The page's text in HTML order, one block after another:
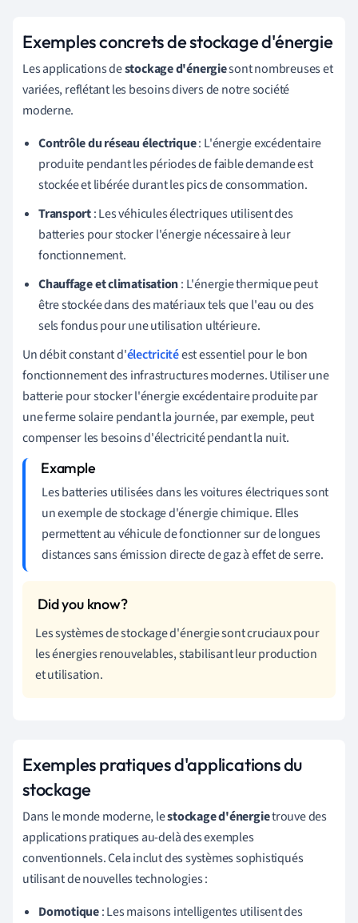
Exemples concrets de stockage d'énergie
Les applications destockage d'énergiesont nombreuses et
variées, reflétant les besoins divers de notre société
moderne.
Contrôle du réseau électrique: L'énergie excédentaire
produite pendant les périodes de faible demande est
stockée et libérée durant les pics de consommation.
Transport: Les véhicules électriques utilisent des
batteries pour stocker l'énergie nécessaire à leur
fonctionnement.
Chauffage et climatisation: L'énergie thermique peut
être stockée dans des matériaux tels que l'eau ou des
sels fondus pour une utilisation ultérieure.
Un débit constant d'électricitéest essentiel pour le bon
fonctionnement des infrastructures modernes. Utiliser une
batterie pour stocker l'énergie excédentaire produite par
une ferme solaire pendant la journée, par exemple, peut
compenser les besoins d'électricité pendant la nuit.
Les batteries utilisées dans les voitures électriques sont
un exemple de stockage d'énergie chimique. Elles
permettent au véhicule de fonctionner sur de longues
distances sans émission directe de gaz à effet de serre.
Les systèmes de stockage d'énergie sont cruciaux pour
les énergies renouvelables, stabilisant leur production
et utilisation.
Exemples pratiques d'applications du
stockage
Dans le monde moderne, lestockage d'énergietrouve des
applications pratiques au-delà des exemples
conventionnels. Cela inclut des systèmes sophistiqués
utilisant de nouvelles technologies :
Domotique: Les maisons intelligentes utilisent des